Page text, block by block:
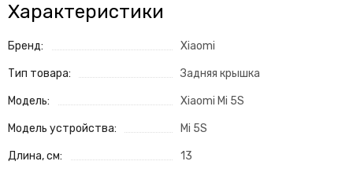
Характеристики
Бренд: Xiaomi
Тип товара: Задняя крышка
Модель: Xiaomi Mi 5S
Модель устройства: Mi 5S
Длина, см: 13